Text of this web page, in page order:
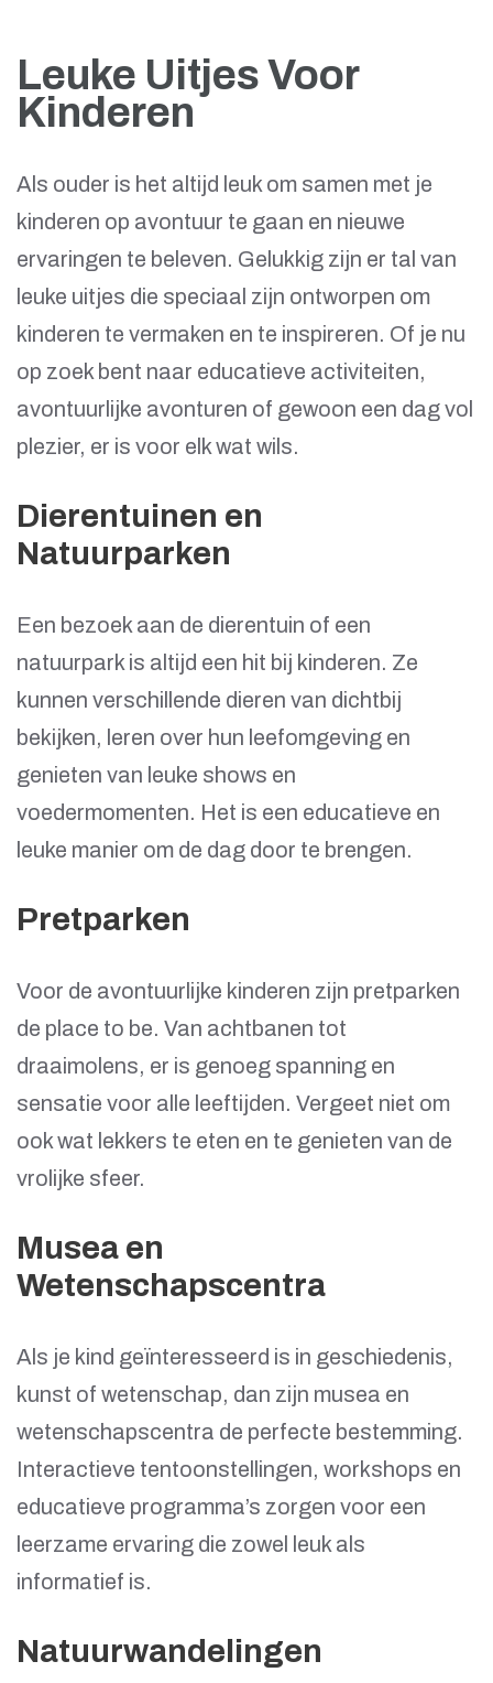
Leuke Uitjes Voor
Kinderen
Als ouder is het altijd leuk om samen met je
kinderen op avontuur te gaan en nieuwe
ervaringen te beleven. Gelukkig zijn er tal van
leuke uitjes die speciaal zijn ontworpen om
kinderen te vermaken en te inspireren. Of je nu
op zoek bent naar educatieve activiteiten,
avontuurlijke avonturen of gewoon een dag vol
plezier, er is voor elk wat wils.
Dierentuinen en
Natuurparken
Een bezoek aan de dierentuin of een
natuurpark is altijd een hit bij kinderen. Ze
kunnen verschillende dieren van dichtbij
bekijken, leren over hun leefomgeving en
genieten van leuke shows en
voedermomenten. Het is een educatieve en
leuke manier om de dag door te brengen.
Pretparken
Voor de avontuurlijke kinderen zijn pretparken
de place to be. Van achtbanen tot
draaimolens, er is genoeg spanning en
sensatie voor alle leeftijden. Vergeet niet om
ook wat lekkers te eten en te genieten van de
vrolijke sfeer.
Musea en
Wetenschapscentra
Als je kind geïnteresseerd is in geschiedenis,
kunst of wetenschap, dan zijn musea en
wetenschapscentra de perfecte bestemming.
Interactieve tentoonstellingen, workshops en
educatieve programma’s zorgen voor een
leerzame ervaring die zowel leuk als
informatief is.
Natuurwandelingen